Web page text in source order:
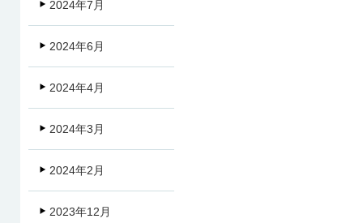
2024年7月
2024年6月
2024年4月
2024年3月
2024年2月
2023年12月